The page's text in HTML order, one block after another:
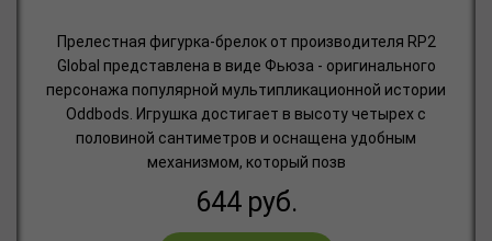
Прелестная фигурка-брелок от производителя RP2
Global представлена в виде Фьюза - оригинального
персонажа популярной мультипликационной истории
Oddbods. Игрушка достигает в высоту четырех с
половиной сантиметров и оснащена удобным
механизмом, который позв
644 руб.